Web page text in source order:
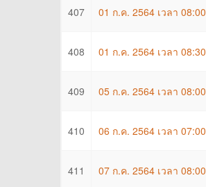
407 01 ก.ค. 2564 เวลา 08:00
408 01 ก.ค. 2564 เวลา 08:30
409 05 ก.ค. 2564 เวลา 08:00
410 06 ก.ค. 2564 เวลา 07:00
411 07 ก.ค. 2564 เวลา 08:00